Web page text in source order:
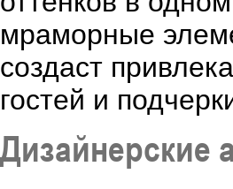
мраморные
создаст
гостей и
Дизайнерские